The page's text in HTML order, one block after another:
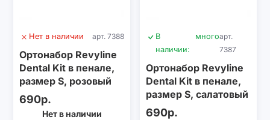
Нет в наличии арт. 7388
Ортонабор Revyline
Dental Kit в пенале,
размер S, розовый
690р.
Нет в наличии
В
наличии:
многоарт.
7387
Ортонабор Revyline
Dental Kit в пенале,
размер S, салатовый
690р.